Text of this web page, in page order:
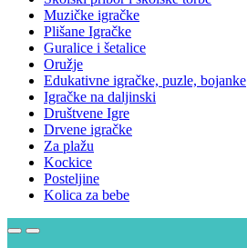
Muzičke igračke
Plišane Igračke
Guralice i šetalice
Oružje
Edukativne igračke, puzle, bojanke
Igračke na daljinski
Društvene Igre
Drvene igračke
Za plažu
Kockice
Posteljine
Kolica za bebe